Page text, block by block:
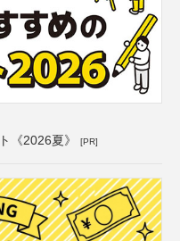
《2026夏》 [PR]